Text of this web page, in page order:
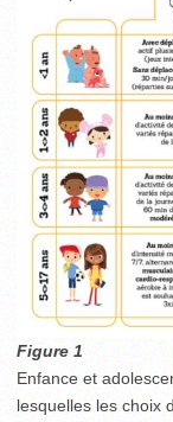
Figure 1
Enfance et
lesquelles les choix